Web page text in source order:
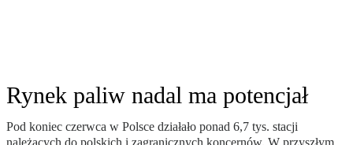
Rynek paliw nadal ma potencjał
Pod koniec czerwca w Polsce działało ponad 6,7 tys. stacji
należących do polskich i zagranicznych koncernów. W przyszłym